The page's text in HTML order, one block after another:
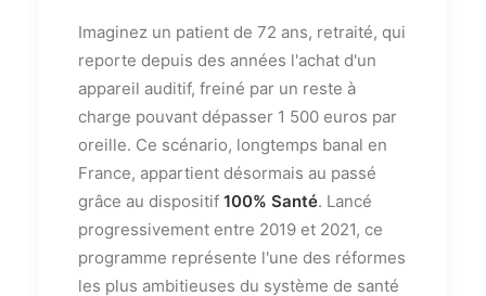
Imaginez un patient de 72 ans, retraité, qui
reporte depuis des années l'achat d'un
appareil auditif, freiné par un reste à
charge pouvant dépasser 1 500 euros par
oreille. Ce scénario, longtemps banal en
France, appartient désormais au passé
grâce au dispositif 100% Santé. Lancé
progressivement entre 2019 et 2021, ce
programme représente l'une des réformes
les plus ambitieuses du système de santé